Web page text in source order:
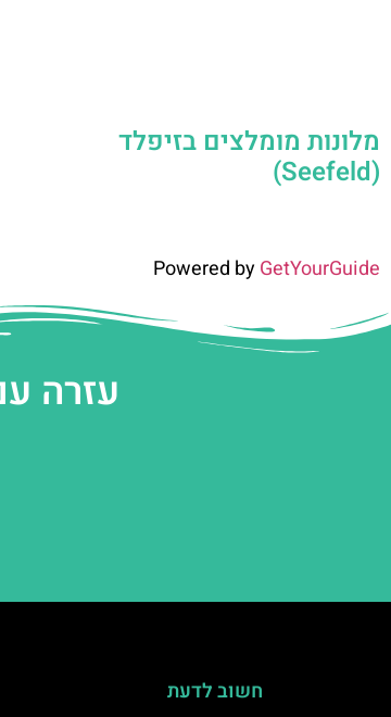
מלונות מומלצים בזיפלד
(Seefeld)
Powered byGetYourGuide
עזרה
חשוב לדעת